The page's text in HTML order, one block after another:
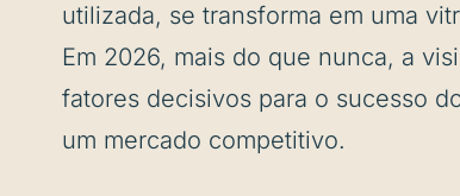
utilizada, se transforma em uma
Em 2026, mais do que nunca, a
fatores decisivos para o sucesso
um mercado competitivo.